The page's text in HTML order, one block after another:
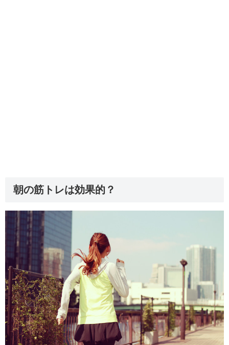
朝の筋トレは効果的？